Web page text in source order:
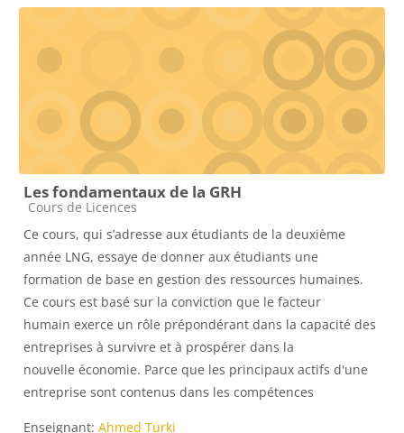
Les fondamentaux de la GRH
Catégorie de cours
Cours de Licences
Ce cours, qui s’adresse aux étudiants de la deuxième
année LNG, essaye de donner aux étudiants une
formation de base en gestion des ressources humaines.
Ce cours est basé sur la conviction que le facteur
humain exerce un rôle prépondérant dans la capacité des
entreprises à survivre et à prospérer dans la
nouvelle économie. Parce que les principaux actifs d'une
entreprise sont contenus dans les compétences
Enseignant: Ahmed Turki